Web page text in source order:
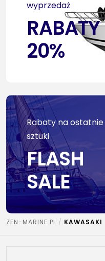
wyprzedaż
RABATY
20%
Rabaty na ostatnie
sztuki
FLASH
SALE
ZEN-MARINE.PL KAWASAKI